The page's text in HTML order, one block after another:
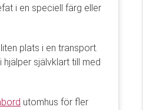
i en speciell färg eller
plats i en transport.
självklart till med
utomhus för fler